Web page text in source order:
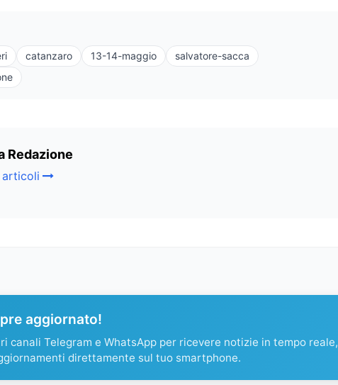
catanzaro 13-14-maggio
salvatore-sacca
Redazione
aggiornato!
canali Telegram e WhatsApp per ricevere notizie in tempo reale,
direttamente sul tuo smartphone.